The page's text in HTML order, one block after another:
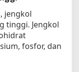
jengkol
tinggi. Jengkol
fosfor, dan